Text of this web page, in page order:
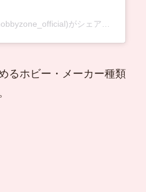
るホビー・メーカー種類